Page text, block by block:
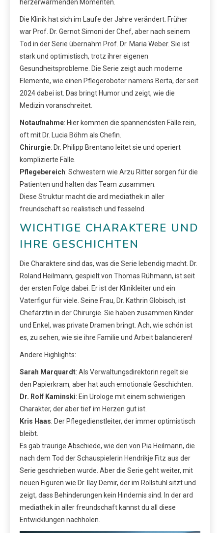
herzerwärmenden Momenten.
Die Klinik hat sich im Laufe der Jahre verändert. Früher
war Prof. Dr. Gernot Simoni der Chef, aber nach seinem
Tod in der Serie übernahm Prof. Dr. Maria Weber. Sie ist
stark und optimistisch, trotz ihrer eigenen
Gesundheitsprobleme. Die Serie zeigt auch moderne
Elemente, wie einen Pflegeroboter namens Berta, der seit
2024 dabei ist. Das bringt Humor und zeigt, wie die
Medizin voranschreitet.
Notaufnahme: Hier kommen die spannendsten Fälle rein,
oft mit Dr. Lucia Böhm als Chefin.
Chirurgie: Dr. Philipp Brentano leitet sie und operiert
komplizierte Fälle.
Pflegebereich: Schwestern wie Arzu Ritter sorgen für die
Patienten und halten das Team zusammen.
Diese Struktur macht die ard mediathek in aller
freundschaft so realistisch und fesselnd.
WICHTIGE CHARAKTERE UND
IHRE GESCHICHTEN
Die Charaktere sind das, was die Serie lebendig macht. Dr.
Roland Heilmann, gespielt von Thomas Rühmann, ist seit
der ersten Folge dabei. Er ist der Klinikleiter und ein
Vaterfigur für viele. Seine Frau, Dr. Kathrin Globisch, ist
Chefärztin in der Chirurgie. Sie haben zusammen Kinder
und Enkel, was private Dramen bringt. Ach, wie schön ist
es, zu sehen, wie sie ihre Familie und Arbeit balancieren!
Andere Highlights:
Sarah Marquardt: Als Verwaltungsdirektorin regelt sie
den Papierkram, aber hat auch emotionale Geschichten.
Dr. Rolf Kaminski: Ein Urologe mit einem schwierigen
Charakter, der aber tief im Herzen gut ist.
Kris Haas: Der Pflegedienstleiter, der immer optimistisch
bleibt.
Es gab traurige Abschiede, wie den von Pia Heilmann, die
nach dem Tod der Schauspielerin Hendrikje Fitz aus der
Serie geschrieben wurde. Aber die Serie geht weiter, mit
neuen Figuren wie Dr. Ilay Demir, der im Rollstuhl sitzt und
zeigt, dass Behinderungen kein Hindernis sind. In der ard
mediathek in aller freundschaft kannst du all diese
Entwicklungen nachholen.